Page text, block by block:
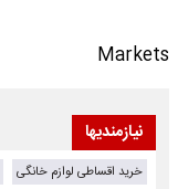
Markets
نیازمندیها
خرید اقساطی لوازم خانگی